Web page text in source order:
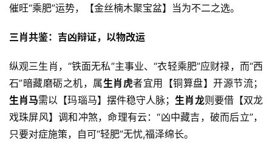
催旺“乘肥”运势，【金丝楠木聚宝盆】当为不二之选。
三肖共鉴：吉凶辩证，以物改运
纵观三生肖，“铁面无私”主事业、“衣轻乘肥”应财禄，而“西
石”暗藏磨砺之机，属生肖虎者宜用【铜算盘】开源节流；
生肖马需以【玛瑙马】摆件稳守人脉；生肖龙则要借【双龙
戏珠屏风】调和冲煞，命理有云：“凶中藏吉，破而后立”，
只要对症施策，自可“轻肥”无忧,福泽绵长。